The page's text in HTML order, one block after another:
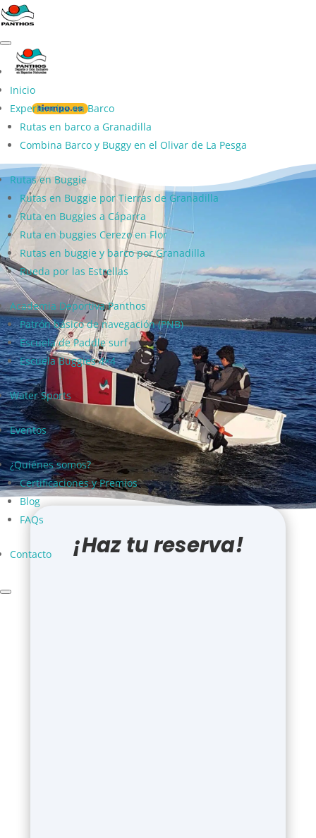
Inicio
Experiencias en Barco
Rutas en barco a Granadilla
Combina Barco y Buggy en el Olivar de La Pesga
Rutas en Buggie
Rutas en Buggie por Tierras de Granadilla
Ruta en Buggies a Cáparra
Ruta en buggies Cerezo en Flor
Rutas en buggie y barco por Granadilla
Rueda por las Estrellas
Academia Deportiva Panthos
Patrón básico de navegación (PNB)
Escuela de Paddle surf
Escuela Buggies 4×4
Water Sports
Eventos
¿Quiénes somos?
Certificaciones y Premios
Blog
FAQs
Contacto
Aprende a
Navegar
¡Haz tu reserva!